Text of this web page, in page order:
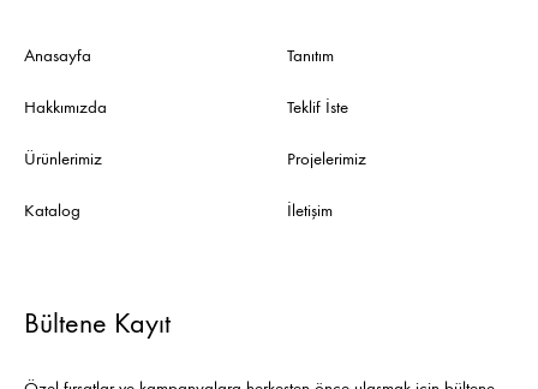
Anasayfa
Hakkımızda
Ürünlerimiz
Katalog
Tanıtım
Teklif İste
Projelerimiz
İletişim
Bültene Kayıt